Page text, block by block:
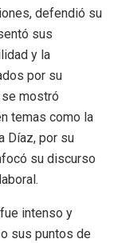
defendió su
sus
y la
por su
mostró
temas como la
Díaz, por su
su discurso
intenso y
sus puntos de